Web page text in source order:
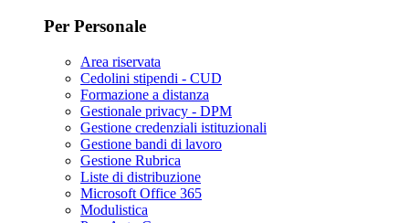
Per Personale
Area riservata
Cedolini stipendi - CUD
Formazione a distanza
Gestionale privacy - DPM
Gestione credenziali istituzionali
Gestione bandi di lavoro
Gestione Rubrica
Liste di distribuzione
Microsoft Office 365
Modulistica